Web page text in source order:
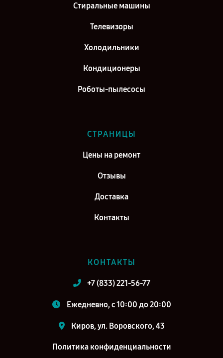
Стиральные машины
Телевизоры
Холодильники
Кондиционеры
Роботы-пылесосы
СТРАНИЦЫ
Цены на ремонт
Отзывы
Доставка
Контакты
КОНТАКТЫ
+7 (833) 221-56-77
Ежедневно, с 10:00 до 20:00
Киров, ул. Воровского, 43
Политика конфиденциальности